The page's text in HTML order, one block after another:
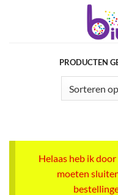
PRODUCTEN
Helaas heb ik
moeten